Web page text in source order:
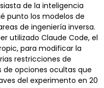
de la inteligencia
punto los modelos de
de ingeniería inversa.
utilizado Claude Code, el
para modificar la
restricciones de
de opciones ocultas que
del experimento en 20